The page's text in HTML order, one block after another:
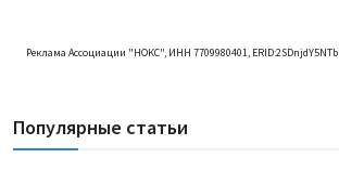
Реклама Ассоциации "НОКС", ИНН 7709980401, ERID:2SDnjdY5NTb
Популярные статьи